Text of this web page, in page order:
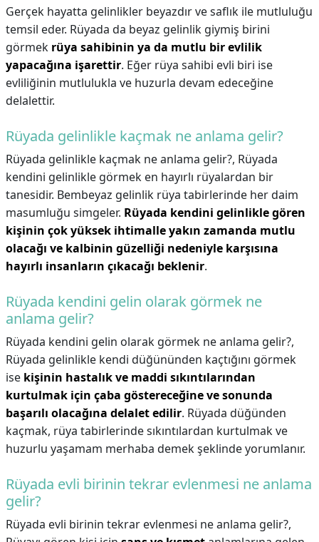
Gerçek hayatta gelinlikler beyazdır ve saflık ile mutluluğu
temsil eder. Rüyada da beyaz gelinlik giymiş birini
görmek rüya sahibinin ya da mutlu bir evlilik
yapacağına işarettir. Eğer rüya sahibi evli biri ise
evliliğinin mutlulukla ve huzurla devam edeceğine
delalettir.
Rüyada gelinlikle kaçmak ne anlama gelir?
Rüyada gelinlikle kaçmak ne anlama gelir?, Rüyada
kendini gelinlikle görmek en hayırlı rüyalardan bir
tanesidir. Bembeyaz gelinlik rüya tabirlerinde her daim
masumluğu simgeler. Rüyada kendini gelinlikle gören
kişinin çok yüksek ihtimalle yakın zamanda mutlu
olacağı ve kalbinin güzelliği nedeniyle karşısına
hayırlı insanların çıkacağı beklenir.
Rüyada kendini gelin olarak görmek ne
anlama gelir?
Rüyada kendini gelin olarak görmek ne anlama gelir?,
Rüyada gelinlikle kendi düğününden kaçtığını görmek
ise kişinin hastalık ve maddi sıkıntılarından
kurtulmak için çaba göstereceğine ve sonunda
başarılı olacağına delalet edilir. Rüyada düğünden
kaçmak, rüya tabirlerinde sıkıntılardan kurtulmak ve
huzurlu yaşamam merhaba demek şeklinde yorumlanır.
Rüyada evli birinin tekrar evlenmesi ne anlama
gelir?
Rüyada evli birinin tekrar evlenmesi ne anlama gelir?,